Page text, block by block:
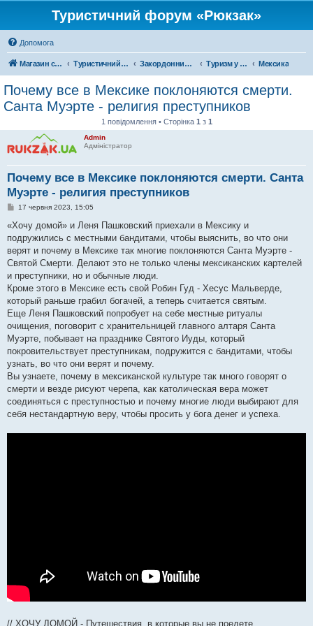
Туристичний форум «Рюкзак»
Допомога
Магазин спорядження Туристичний форум «Рюкзак» Закордонний туризм Туризм у Північній Америці Мексика
Почему все в Мексике поклоняются смерти.
Санта Муэрте - религия преступников
1 повідомлення • Сторінка 1 з 1
Admin
Адміністратор
Почему все в Мексике поклоняются смерти. Санта
Муэрте - религия преступников
П
в
д
о
м
л
е
н
я
17 червня 2023, 15:05
«Хочу домой» и Леня Пашковский приехали в Мексику и
подружились с местными бандитами, чтобы выяснить, во что они
верят и почему в Мексике так многие поклоняются Санта Муэрте -
Святой Смерти. Делают это не только члены мексиканских картелей
и преступники, но и обычные люди.
Кроме этого в Мексике есть свой Робин Гуд - Хесус Мальверде,
который раньше грабил богачей, а теперь считается святым.
Еще Леня Пашковский попробует на себе местные ритуалы
очищения, поговорит с хранительницей главного алтаря Санта
Муэрте, побывает на празднике Святого Иуды, который
покровительствует преступникам, подружится с бандитами, чтобы
узнать, во что они верят и почему.
Вы узнаете, почему в мексиканской культуре так много говорят о
смерти и везде рисуют черепа, как католическая вера может
соединяться с преступностью и почему многие люди выбирают для
себя нестандартную веру, чтобы просить у бога денег и успеха.
// ХОЧУ ДОМОЙ - Путешествия, в которые вы не поедете